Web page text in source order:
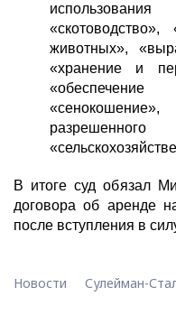
«скотоводство»,
животных»,
«хранение и
«обеспечение
В итоге суд обязал
договора об аренде
после вступления в
Новости Сулейман-